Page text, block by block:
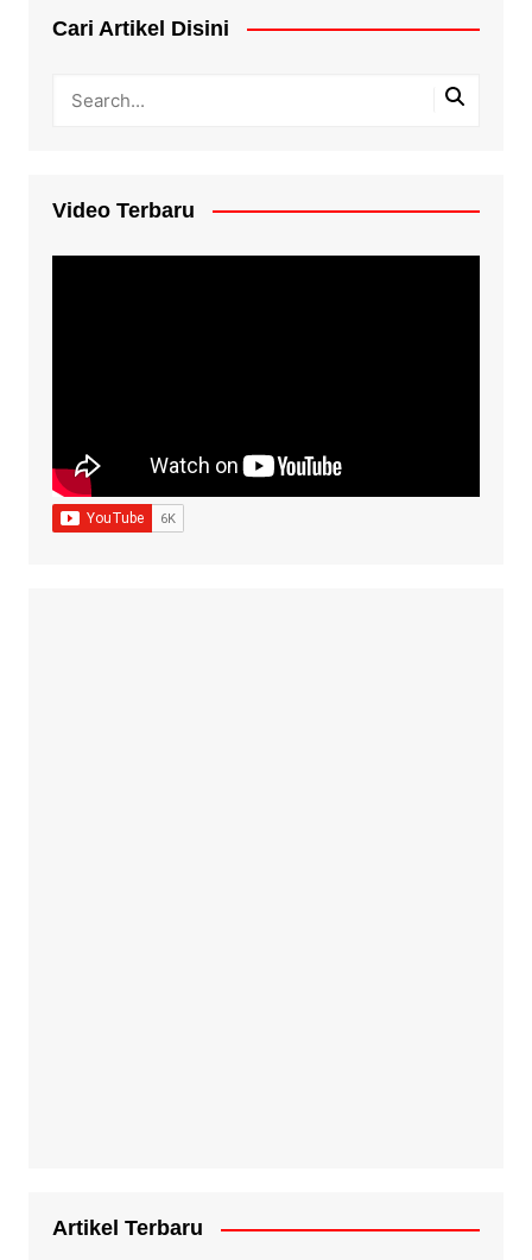
Cari Artikel Disini
Video Terbaru
Artikel Terbaru